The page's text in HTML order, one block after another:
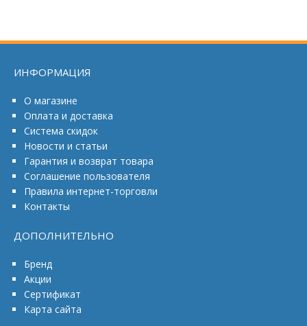
ИНФОРМАЦИЯ
О магазине
Оплата и доставка
Система скидок
Новости и статьи
Гарантия и возврат товара
Соглашение пользователя
Правила интернет-торговли
Контакты
ДОПОЛНИТЕЛЬНО
Бренд
Акции
Сертификат
Карта сайта